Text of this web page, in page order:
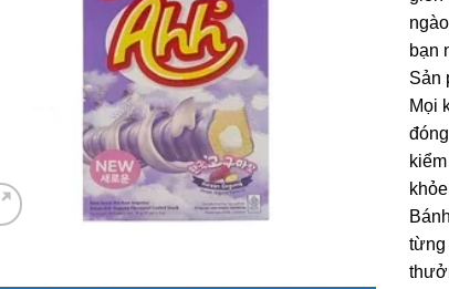
bạn
Sản
Mọi
từng